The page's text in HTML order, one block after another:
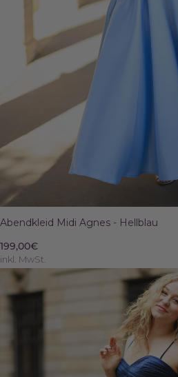
Abendkleid Midi Agnes - Hellblau
199,00€
inkl. MwSt.